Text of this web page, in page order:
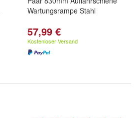
Wartungsrampe Stahl
57,99 €
Kostenloser Versand